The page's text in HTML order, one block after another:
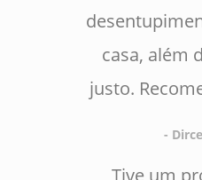
casa, além
justo.
-
Tive um